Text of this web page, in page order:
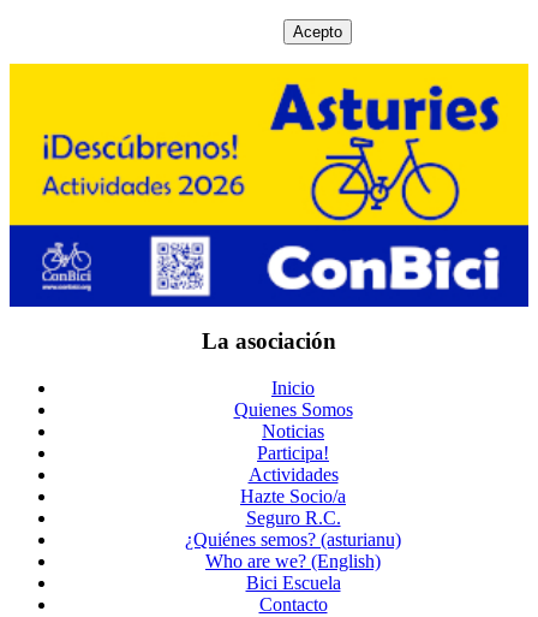
Acepto
La asociación
Inicio
Quienes Somos
Noticias
Participa!
Actividades
Hazte Socio/a
Seguro R.C.
¿Quiénes semos? (asturianu)
Who are we? (English)
Bici Escuela
Contacto